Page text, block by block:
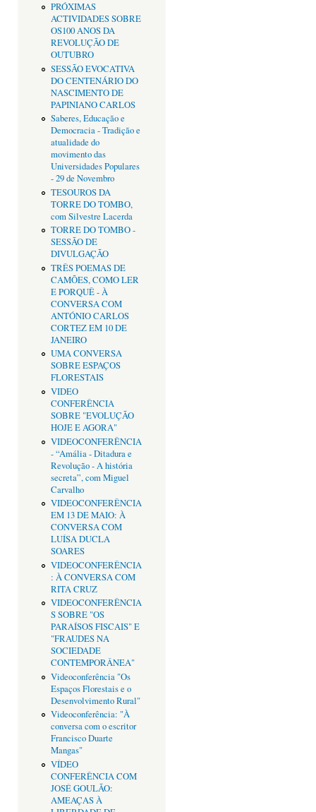
PRÓXIMAS
ACTIVIDADES SOBRE
OS100 ANOS DA
REVOLUÇÃO DE
OUTUBRO
SESSÃO EVOCATIVA
DO CENTENÁRIO DO
NASCIMENTO DE
PAPINIANO CARLOS
Saberes, Educação e
Democracia - Tradição e
atualidade do
movimento das
Universidades Populares
- 29 de Novembro
TESOUROS DA
TORRE DO TOMBO,
com Silvestre Lacerda
TORRE DO TOMBO -
SESSÃO DE
DIVULGAÇÃO
TRÊS POEMAS DE
CAMÕES, COMO LER
E PORQUÊ - À
CONVERSA COM
ANTÓNIO CARLOS
CORTEZ EM 10 DE
JANEIRO
UMA CONVERSA
SOBRE ESPAÇOS
FLORESTAIS
VIDEO
CONFERÊNCIA
SOBRE "EVOLUÇÃO
HOJE E AGORA"
VIDEOCONFERÊNCIA
- “Amália - Ditadura e
Revolução - A história
secreta”, com Miguel
Carvalho
VIDEOCONFERÊNCIA
EM 13 DE MAIO: À
CONVERSA COM
LUÍSA DUCLA
SOARES
VIDEOCONFERÊNCIA
: À CONVERSA COM
RITA CRUZ
VIDEOCONFERÊNCIA
S SOBRE "OS
PARAÍSOS FISCAIS" E
"FRAUDES NA
SOCIEDADE
CONTEMPORÂNEA"
Videoconferência "Os
Espaços Florestais e o
Desenvolvimento Rural"
Videoconferência: "À
conversa com o escritor
Francisco Duarte
Mangas"
VÍDEO
CONFERÊNCIA COM
JOSÉ GOULÃO:
AMEAÇAS À